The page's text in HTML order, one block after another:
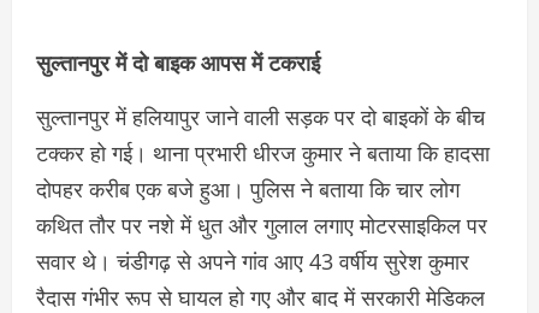
सुल्तानपुर में दो बाइक आपस में टकराई
सुल्तानपुर में हलियापुर जाने वाली सड़क पर दो बाइकों के बीच
टक्कर हो गई। थाना प्रभारी धीरज कुमार ने बताया कि हादसा
दोपहर करीब एक बजे हुआ। पुलिस ने बताया कि चार लोग
कथित तौर पर नशे में धुत और गुलाल लगाए मोटरसाइकिल पर
सवार थे। चंडीगढ़ से अपने गांव आए 43 वर्षीय सुरेश कुमार
रैदास गंभीर रूप से घायल हो गए और बाद में सरकारी मेडिकल